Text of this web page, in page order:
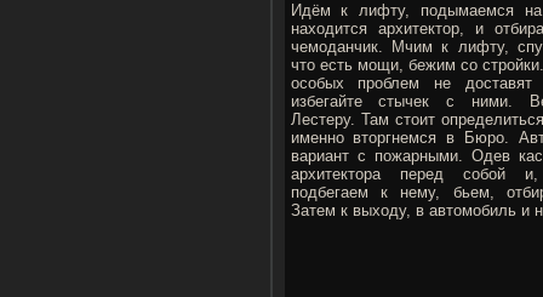
Идём к лифту, подымаемся
находится архитектор, и
чемоданчик. Мчим к лифту,
что есть мощи, бежим со
особых проблем не
избегайте стычек с ними.
Лестеру. Там стоит
именно вторгнемся в Бюро.
вариант с пожарными. Одев
архитектора перед собой
подбегаем к нему, бьем,
Затем к выходу, в автомобиль и